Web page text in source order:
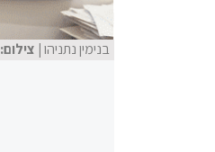
בנימין נתניהו| צילום: